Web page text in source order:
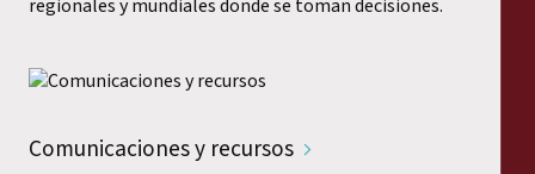
regionales y mundiales donde se toman decisiones.
Comunicaciones y recursos